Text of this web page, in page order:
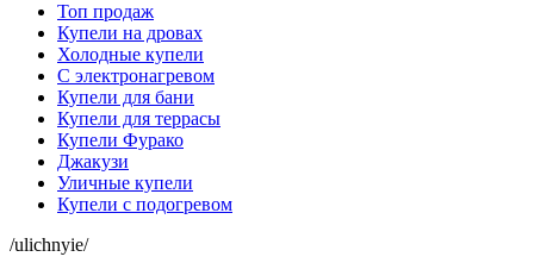
Топ продаж
Купели на дровах
Холодные купели
С электронагревом
Купели для бани
Купели для террасы
Купели Фурако
Джакузи
Уличные купели
Купели с подогревом
/ulichnyie/